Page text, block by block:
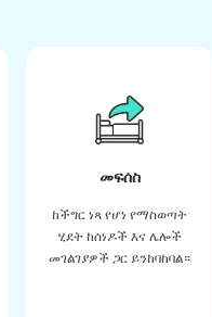
መፍሰስ
ከችግር ነጻ የሆነ የማስወጣት
ሂደት ከሰነዶች እና ሌሎች
መገልገያዎች ጋር ይንከባከባል።